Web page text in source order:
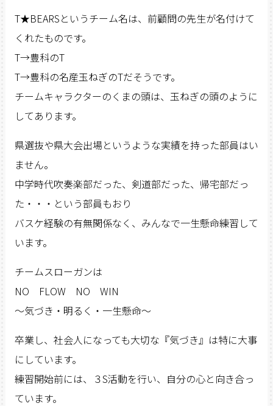
T★BEARSというチーム名は、前顧問の先生が名付けて
くれたものです。
T→豊科のT
T→豊科の名産玉ねぎのTだそうです。
チームキャラクターのくまの頭は、玉ねぎの頭のように
してあります。
県選抜や県大会出場というような実績を持った部員はい
ません。
中学時代吹奏楽部だった、剣道部だった、帰宅部だっ
た・・・という部員もおり
バスケ経験の有無関係なく、みんなで一生懸命練習して
います。
チームスローガンは
NO FLOW NO WIN
～気づき・明るく・一生懸命～
卒業し、社会人になっても大切な『気づき』は特に大事
にしています。
練習開始前には、３S活動を行い、自分の心と向き合っ
ています。